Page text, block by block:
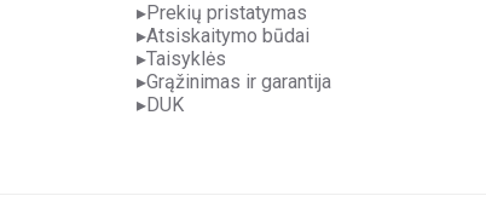
Prekių pristatymas
Atsiskaitymo būdai
Taisyklės
Grąžinimas ir garantija
DUK